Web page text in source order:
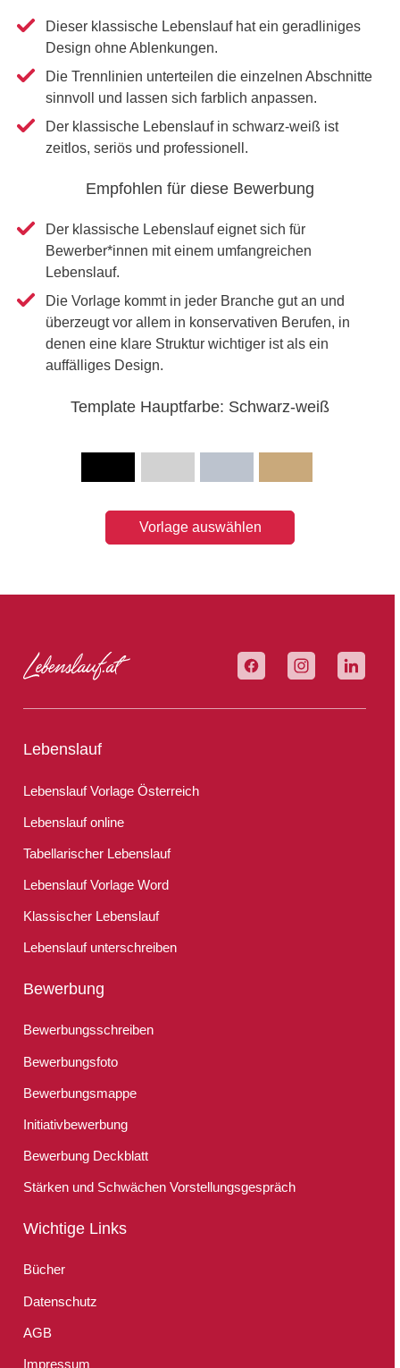
Dieser klassische Lebenslauf hat ein geradliniges
Design ohne Ablenkungen.
Die Trennlinien unterteilen die einzelnen Abschnitte
sinnvoll und lassen sich farblich anpassen.
Der klassische Lebenslauf in schwarz-weiß ist
zeitlos, seriös und professionell.
Empfohlen für diese Bewerbung
Der klassische Lebenslauf eignet sich für
Bewerber*innen mit einem umfangreichen
Lebenslauf.
Die Vorlage kommt in jeder Branche gut an und
überzeugt vor allem in konservativen Berufen, in
denen eine klare Struktur wichtiger ist als ein
auffälliges Design.
Template Hauptfarbe: Schwarz-weiß
Vorlage auswählen
Lebenslauf
Lebenslauf Vorlage Österreich
Lebenslauf online
Tabellarischer Lebenslauf
Lebenslauf Vorlage Word
Klassischer Lebenslauf
Lebenslauf unterschreiben
Bewerbung
Bewerbungsschreiben
Bewerbungsfoto
Bewerbungsmappe
Initiativbewerbung
Bewerbung Deckblatt
Stärken und Schwächen Vorstellungsgespräch
Wichtige Links
Bücher
Datenschutz
AGB
Impressum